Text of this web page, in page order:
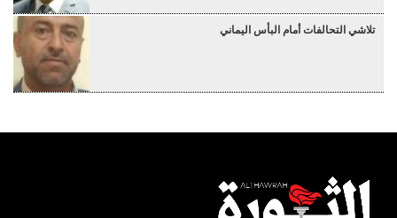
تلاشي التحالفات أمام البأس اليماني